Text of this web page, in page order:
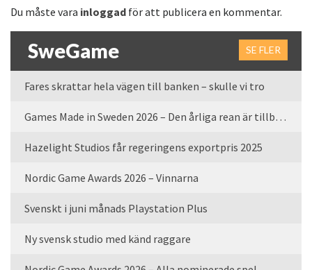
Du måste vara inloggad för att publicera en kommentar.
SweGame SE FLER
Fares skrattar hela vägen till banken – skulle vi tro
Games Made in Sweden 2026 – Den årliga rean är tillbaka
Hazelight Studios får regeringens exportpris 2025
Nordic Game Awards 2026 – Vinnarna
Svenskt i juni månads Playstation Plus
Ny svensk studio med känd raggare